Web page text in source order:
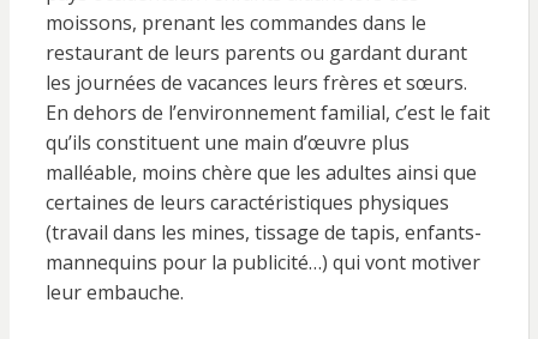
moissons, prenant les commandes dans le
restaurant de leurs parents ou gardant durant
les journées de vacances leurs frères et sœurs.
En dehors de l’environnement familial, c’est le fait
qu’ils constituent une main d’œuvre plus
malléable, moins chère que les adultes ainsi que
certaines de leurs caractéristiques physiques
(travail dans les mines, tissage de tapis, enfants-
mannequins pour la publicité…) qui vont motiver
leur embauche.